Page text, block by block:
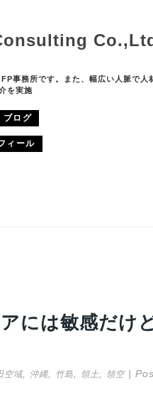
事務所です。また、幅広い人脈で
を実施
ブログ
ィール
には敏感だけど
空域, 沖縄 竹島 領土 領空|